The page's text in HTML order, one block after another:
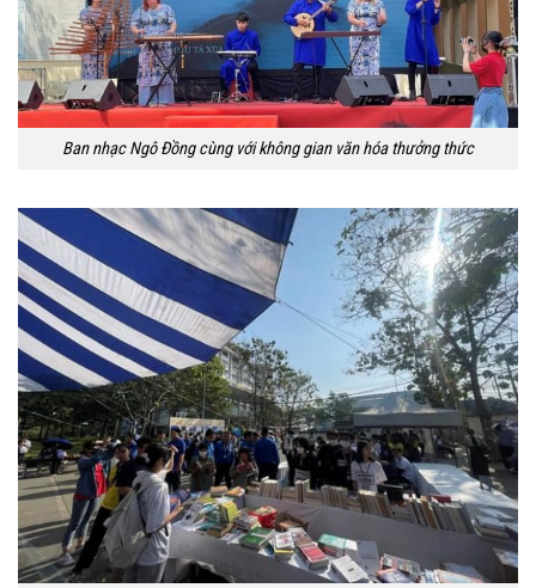
Ban nhạc Ngô Đồng cùng với không gian văn hóa thưởng thức